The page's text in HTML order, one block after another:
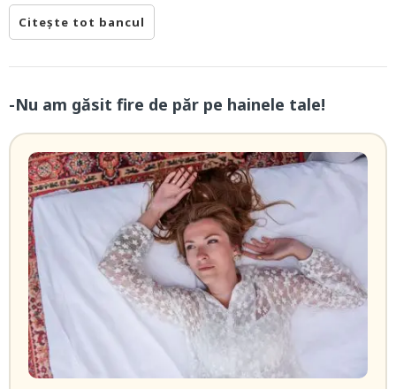
Citește tot bancul
-Nu am găsit fire de păr pe hainele tale!